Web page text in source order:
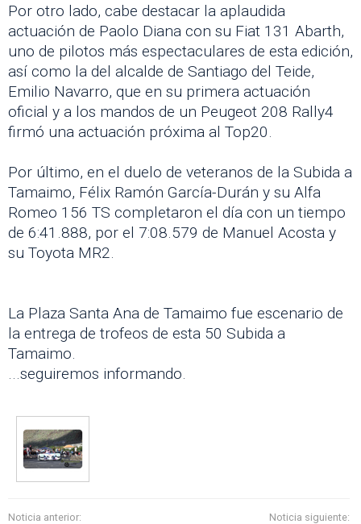
Por otro lado, cabe destacar la aplaudida
actuación de Paolo Diana con su Fiat 131 Abarth,
uno de pilotos más espectaculares de esta edición,
así como la del alcalde de Santiago del Teide,
Emilio Navarro, que en su primera actuación
oficial y a los mandos de un Peugeot 208 Rally4
firmó una actuación próxima al Top20.
Por último, en el duelo de veteranos de la Subida a
Tamaimo, Félix Ramón García-Durán y su Alfa
Romeo 156 TS completaron el día con un tiempo
de 6:41.888, por el 7:08.579 de Manuel Acosta y
su Toyota MR2.
La Plaza Santa Ana de Tamaimo fue escenario de
la entrega de trofeos de esta 50 Subida a
Tamaimo.
...seguiremos informando.
Noticia anterior: Noticia siguiente: